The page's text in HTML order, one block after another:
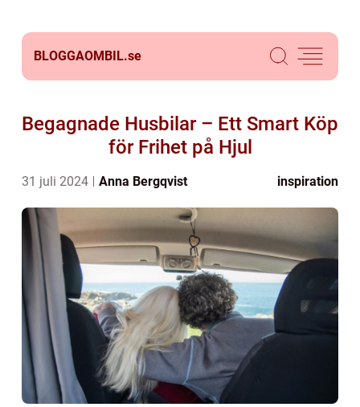
BLOGGAOMBIL.se
Begagnade Husbilar – Ett Smart Köp
för Frihet på Hjul
31 juli 2024 Anna Bergqvist inspiration